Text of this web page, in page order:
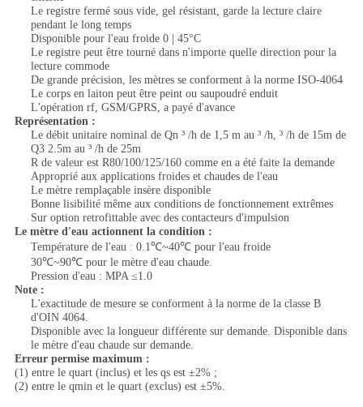
Le registre fermé sous vide, gel résistant, garde la lecture claire
pendant le long temps
Disponible pour l'eau froide 0 | 45°C
Le registre peut être tourné dans n'importe quelle direction pour la
lecture commode
De grande précision, les mètres se conforment à la norme ISO-4064
Le corps en laiton peut être peint ou saupoudré enduit
L'opération rf, GSM/GPRS, a payé d'avance
Représentation :
Le débit unitaire nominal de Qn ³ /h de 1,5 m au ³ /h, ³ /h de 15m de
Q3 2.5m au ³ /h de 25m
R de valeur est R80/100/125/160 comme en a été faite la demande
Approprié aux applications froides et chaudes de l'eau
Le mètre remplaçable insère disponible
Bonne lisibilité même aux conditions de fonctionnement extrêmes
Sur option retrofittable avec des contacteurs d'impulsion
Le mètre d'eau actionnent la condition :
Température de l'eau : 0.1℃~40℃ pour l'eau froide
30℃~90℃ pour le mètre d'eau chaude.
Pression d'eau : MPA ≤1.0
Note :
L'exactitude de mesure se conforment à la norme de la classe B
d'OIN 4064.
Disponible avec la longueur différente sur demande. Disponible dans
le mètre d'eau chaude sur demande.
Erreur permise maximum :
(1) entre le quart (inclus) et les qs est ±2% ;
(2) entre le qmin et le quart (exclus) est ±5%.